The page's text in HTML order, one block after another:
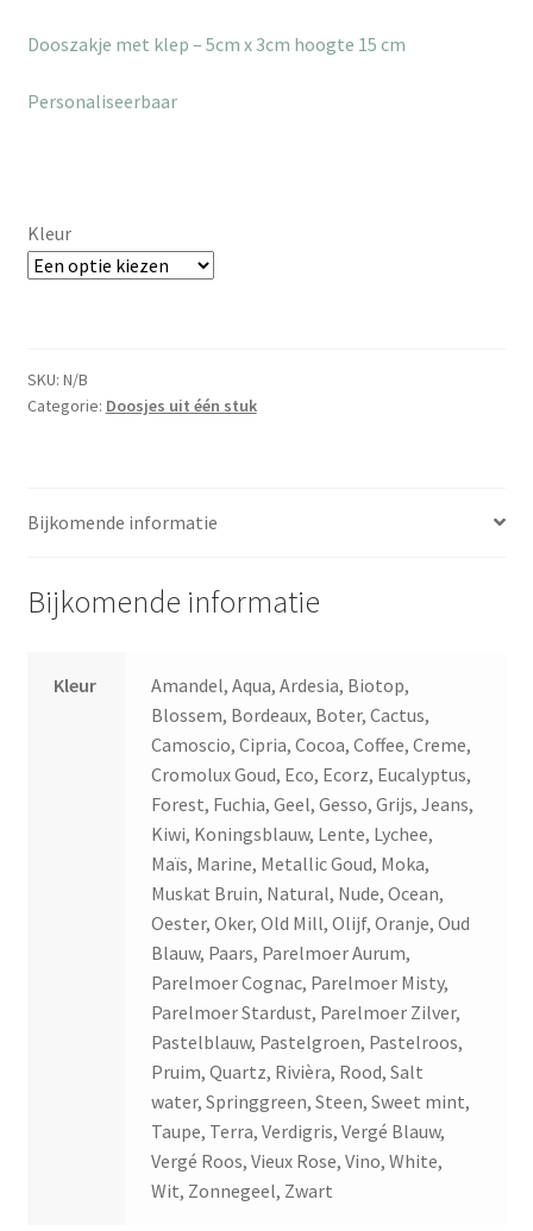
Dooszakje met klep – 5cm x 3cm hoogte 15 cm
Personaliseerbaar
Kleur
SKU: N/B
Categorie: Doosjes uit één stuk
Bijkomende informatie
Bijkomende informatie
Kleur
Amandel, Aqua, Ardesia, Biotop,
Blossem, Bordeaux, Boter, Cactus,
Camoscio, Cipria, Cocoa, Coffee, Creme,
Cromolux Goud, Eco, Ecorz, Eucalyptus,
Forest, Fuchia, Geel, Gesso, Grijs, Jeans,
Kiwi, Koningsblauw, Lente, Lychee,
Maïs, Marine, Metallic Goud, Moka,
Muskat Bruin, Natural, Nude, Ocean,
Oester, Oker, Old Mill, Olijf, Oranje, Oud
Blauw, Paars, Parelmoer Aurum,
Parelmoer Cognac, Parelmoer Misty,
Parelmoer Stardust, Parelmoer Zilver,
Pastelblauw, Pastelgroen, Pastelroos,
Pruim, Quartz, Rivièra, Rood, Salt
water, Springgreen, Steen, Sweet mint,
Taupe, Terra, Verdigris, Vergé Blauw,
Vergé Roos, Vieux Rose, Vino, White,
Wit, Zonnegeel, Zwart